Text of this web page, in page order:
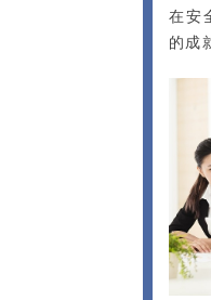
在安
的成